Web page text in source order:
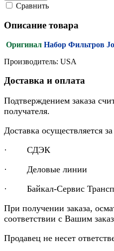
Cравнить
Описание товара
Оригинал Набор Фильтров
Производитель: USA
Доставка и оплата
Подтверждением заказа
получателя.
Доставка осуществляется
· СДЭК
· Деловые линии
· Байкал-Сервис
При получении заказа,
соответствии с Вашим
Продавец не несет